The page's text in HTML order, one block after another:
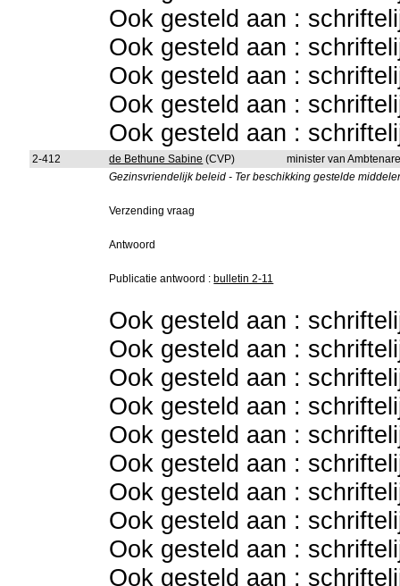
Ook gesteld aan :
Ook gesteld aan :
Ook gesteld aan :
Ook gesteld aan :
Ook gesteld aan :
2-412 de Bethune Sabine (CVP)
minister van
Gezinsvriendelijk beleid - Ter beschikking gestelde
Verzending vraag
Antwoord
Publicatie antwoord : bulletin 2-11
Ook gesteld aan :
Ook gesteld aan :
Ook gesteld aan :
Ook gesteld aan :
Ook gesteld aan :
Ook gesteld aan :
Ook gesteld aan :
Ook gesteld aan :
Ook gesteld aan :
Ook gesteld aan :